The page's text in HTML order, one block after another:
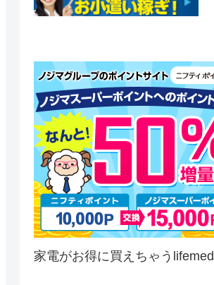
家電がお得に買えちゃう